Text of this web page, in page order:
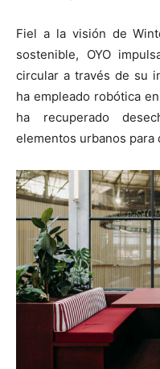
Fiel a la visión de
sostenible, OYO
circular a través de su
ha empleado robótica
ha recuperado
elementos urbanos para